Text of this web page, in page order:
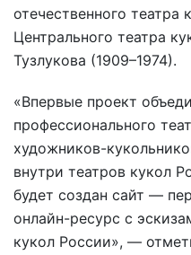
отечественного театра
Центрального театра
Тузлукова (1909–1974).
«Впервые проект
профессионального
художников-
внутри театров кукол
будет создан сайт —
онлайн-ресурс с
кукол России», —